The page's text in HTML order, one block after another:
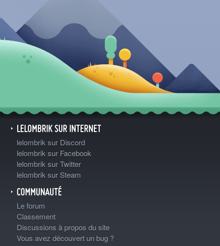
LELOMBRIK SUR INTERNET
lelombrik sur Discord
lelombrik sur Facebook
lelombrik sur Twitter
lelombrik sur Steam
COMMUNAUTÉ
Le forum
Classement
Discussions à propos du site
Vous avez découvert un bug ?